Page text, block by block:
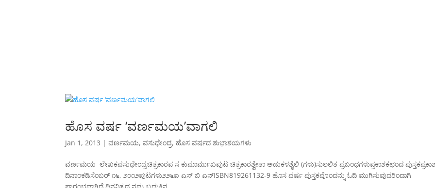
ಹೊಸ ವರ್ಷ ‘ವರ್ಣಮಯ’ವಾಗಲಿ
Jan 1, 2013 |ವರ್ಣಮಯ,ವಸುಧೇಂದ್ರ,ಹೊಸ ವರ್ಷದ ಶುಭಾಶಯಗಳು
ವರ್ಣಮಯ ಲೇಖಕವಸುಧೇಂದ್ರಚಿತ್ರಕಾರಪ ಸ ಕುಮಾರ್ಮುಖಪುಟ ಚಿತ್ರಕಾರಶ್ವೇತಾ ಅಡುಕಳಶೈಲಿ (ಗಳು)ಸುಲಲಿತ ಪ್ರಬಂಧಗಳುಪ್ರಕಾಶಕಛಂದ
ದಿನಾಂಕಡಿಸೆಂಬರ್ ೧೬, ೨೦೧೨ಪುಟಗಳು೨೨೬ಐ ಎಸ್ ಬಿ ಎನ್ISBN819261132-9 ಹೊಸ ವರ್ಷ ಪುಸ್ತಕವೊಂದನ್ನು ಓದಿ ಮುಗಿಸುವುದರಿಂದಾಗಿ